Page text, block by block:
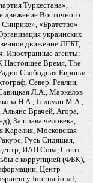
Туркестана»,
движение Восточного
«Братство»
украинских
движение ЛГБТ,
Иностранные агенты:
Настоящее Время, The
Свободная Европа/
Север. Реалии,
Л.А., Маркелов
Н.А., Гельман М.А.,
Врачей, Агора,
За права человека,
Карелия, Московская
Русь Сидящая,
центр, ИАЦ Сова, Союз
с коррупцией (ФБК),
Центр
International,